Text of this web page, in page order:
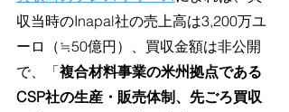
収当時のInapal社の売上高は3,200万ユ
ーロ（≒50億円）、買収金額は非公開
で、「複合材料事業の米州拠点である
CSP社の生産・販売体制、先ごろ買収